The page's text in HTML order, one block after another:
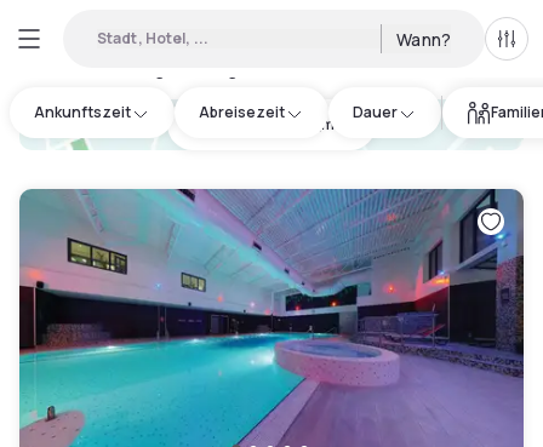
Stadt, Hotel, ... Wann? Alle
Ankunftszeit Abreisezeit Dauer
hotel.cta.view_map